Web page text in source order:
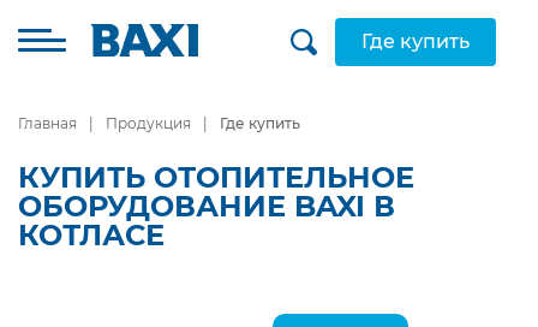
Где купить
Главная Продукция Где купить
КУПИТЬ ОТОПИТЕЛЬНОЕ
ОБОРУДОВАНИЕ BAXI В
КОТЛАСЕ